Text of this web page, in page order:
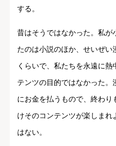
する。
昔はそうではなかった。私が
たのは小説のほか、せいぜい
くらいで、私たちを永遠に
テンツの目的ではなかった。
にお金を払うもので、終わ
けそのコンテンツが楽しま
はない。